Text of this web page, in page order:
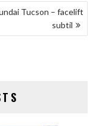
Tucson – facelift
subtil